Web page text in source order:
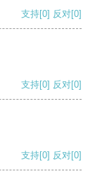
支持[0] 反对[0]
支持[0] 反对[0]
支持[0] 反对[0]